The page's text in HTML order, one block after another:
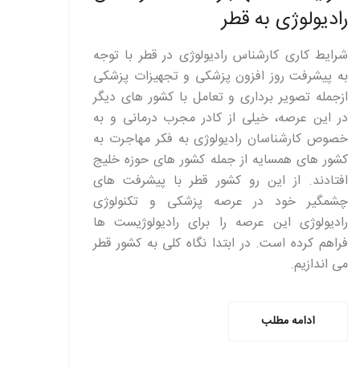
رادیولوژی به قطر
شرایط کاری کارشناس رادیولوژی در قطر با توجه
به پیشرفت روز افزون پزشکی و تجهیزات پزشکی
ازجمله تصویر برداری و تعامل با کشور های دیگر
در این عرصه، خیلی از کادر مجرب درمانی و به
خصوص کارشناسان رادیولوژی به فکر مهاجرت به
کشور های همسایه از جمله کشور های حوزه خلیج
افتادند. از این رو کشور قطر با پیشرفت های
چشمگیر خود در عرصه پزشکی و تکنولوژی
رادیولوژی این عرصه را برای رادیولوژیست ها
فراهم کرده است. در ابتدا نگاه کلی به کشور قطر
می اندازیم.
ادامه مطلب